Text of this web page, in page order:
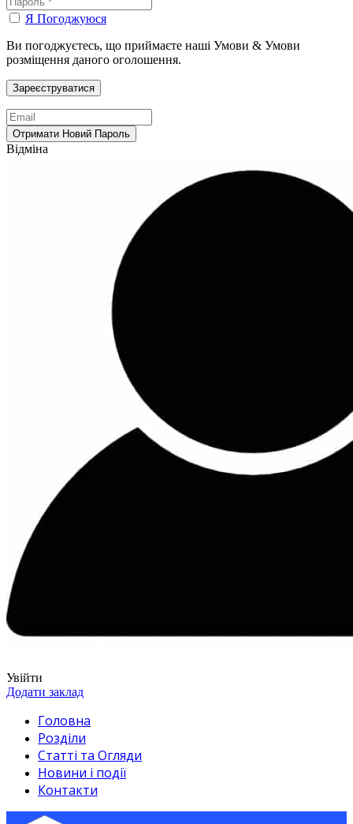
Я Погоджуюся
Ви погоджуєтесь, що приймаєте наші Умови & Умови
розміщення даного оголошення.
Відміна
Увійти
Додати заклад
Головна
Розділи
Статті та Огляди
Новини і події
Контакти